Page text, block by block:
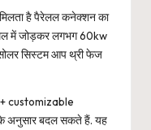
मिलता है पैरेलल कनेक्शन का
में जोड़कर लगभग 60kw
सिस्टम आप थ्री फेज
customizable
अनुसार बदल सकते हैं. यह